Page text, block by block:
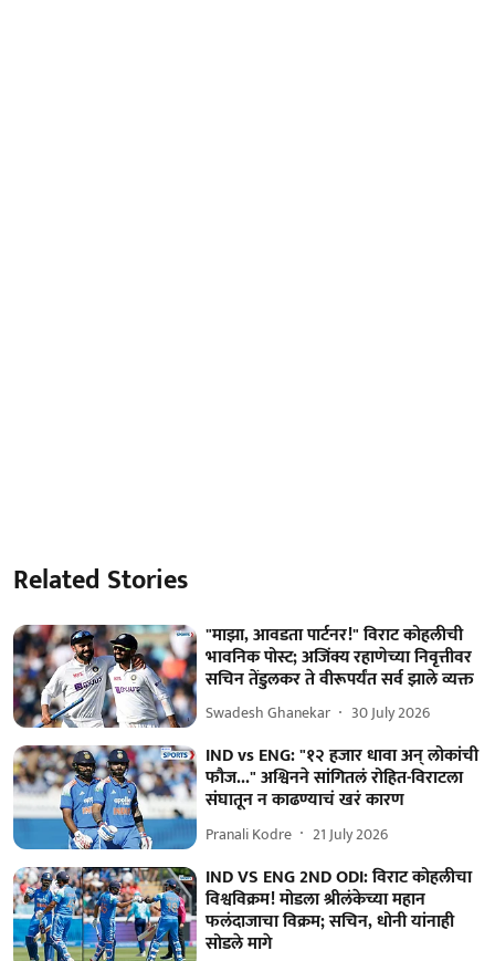
Related Stories
"माझा, आवडता पार्टनर!" विराट कोहलीची
भावनिक पोस्ट; अजिंक्य रहाणेच्या निवृत्तीवर
सचिन तेंडुलकर ते वीरूपर्यंत सर्व झाले व्यक्त
Swadesh Ghanekar 30 July 2026
IND vs ENG: "१२ हजार धावा अन् लोकांची
फौज..." अश्विनने सांगितलं रोहित-विराटला
संघातून न काढण्याचं खरं कारण
Pranali Kodre 21 July 2026
IND VS ENG 2ND ODI: विराट कोहलीचा
विश्वविक्रम! मोडला श्रीलंकेच्या महान
फलंदाजाचा विक्रम; सचिन, धोनी यांनाही
सोडले मागे